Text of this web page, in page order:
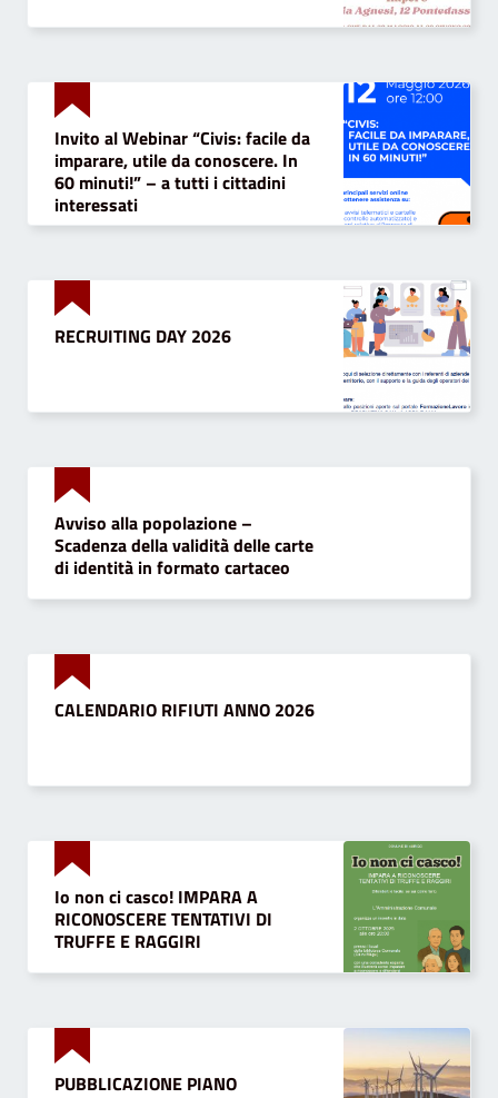
Invito al Webinar “Civis: facile da
imparare, utile da conoscere. In
60 minuti!” – a tutti i cittadini
interessati
RECRUITING DAY 2026
Avviso alla popolazione –
Scadenza della validità delle carte
di identità in formato cartaceo
CALENDARIO RIFIUTI ANNO 2026
Io non ci casco! IMPARA A
RICONOSCERE TENTATIVI DI
TRUFFE E RAGGIRI
PUBBLICAZIONE PIANO